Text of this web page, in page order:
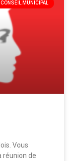
CONSEIL MUNICIPAL
Vous
réunion de